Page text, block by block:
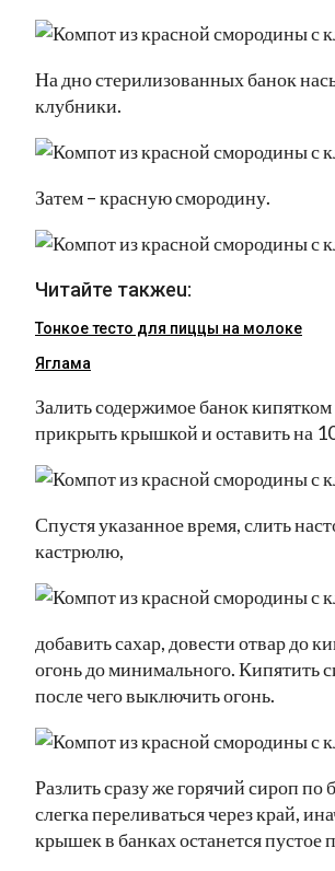
На дно стерилизованных банок
клубники.
Затем – красную смородину.
Читайте такжеu:
Тонкое тесто для пиццы на молоке
Яглама
Залить содержимое банок
прикрыть крышкой и оставить на
Спустя указанное время, слить
кастрюлю,
добавить сахар, довести отвар до
огонь до минимального. Кипятить
после чего выключить огонь.
Разлить сразу же горячий сироп
слегка переливаться через край,
крышек в банках останется пустое